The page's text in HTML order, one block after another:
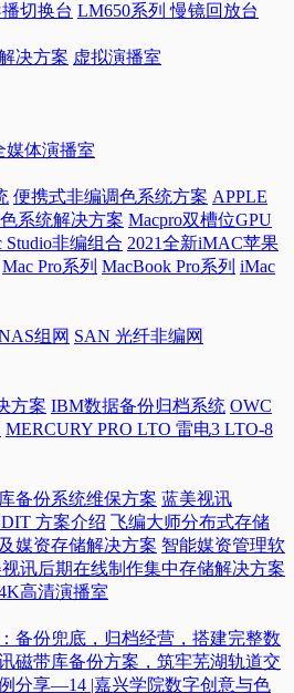
切换台 LM650系列 慢镜回放台
决方案 虚拟演播室
媒体演播室
便携式非编调色系统方案 APPLE
系统解决方案 Macpro双槽位GPU
Studio非编组合 2021全新iMAC苹果
Mac Pro系列 MacBook Pro系列 iMac
组网 SAN 光纤非编网
方案 IBM数据备份归档系统 OWC
MERCURY PRO LTO 雷电3 LTO-8
备份系统维保方案 蓝美视讯
方案介绍 飞编大师分布式存储
媒资存储解决方案 智能媒资管理软
讯后期在线制作集中存储解决方案
高清演播室
备份兜底，归档经营，搭建完整数
磁带库备份方案，筑牢芜湖轨道交
分享—14 |嘉兴学院数字创意与色